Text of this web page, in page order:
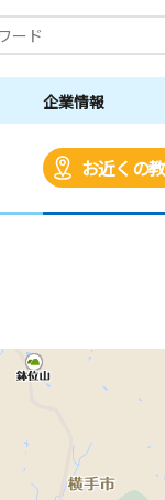
企業情報
お近くの